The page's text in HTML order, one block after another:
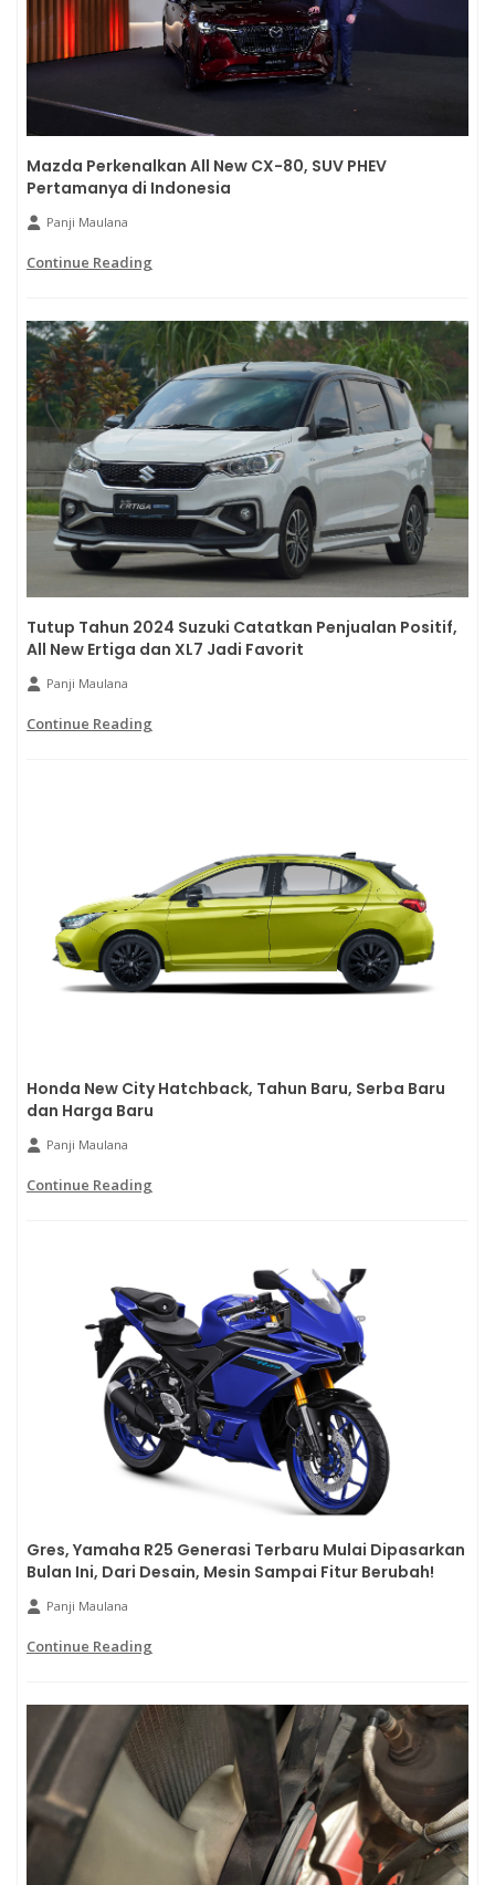
Mazda Perkenalkan All New CX-80, SUV PHEV
Pertamanya di Indonesia
Panji Maulana
Continue Reading
Tutup Tahun 2024 Suzuki Catatkan Penjualan Positif,
All New Ertiga dan XL7 Jadi Favorit
Panji Maulana
Continue Reading
Honda New City Hatchback, Tahun Baru, Serba Baru
dan Harga Baru
Panji Maulana
Continue Reading
Gres, Yamaha R25 Generasi Terbaru Mulai Dipasarkan
Bulan Ini, Dari Desain, Mesin Sampai Fitur Berubah!
Panji Maulana
Continue Reading